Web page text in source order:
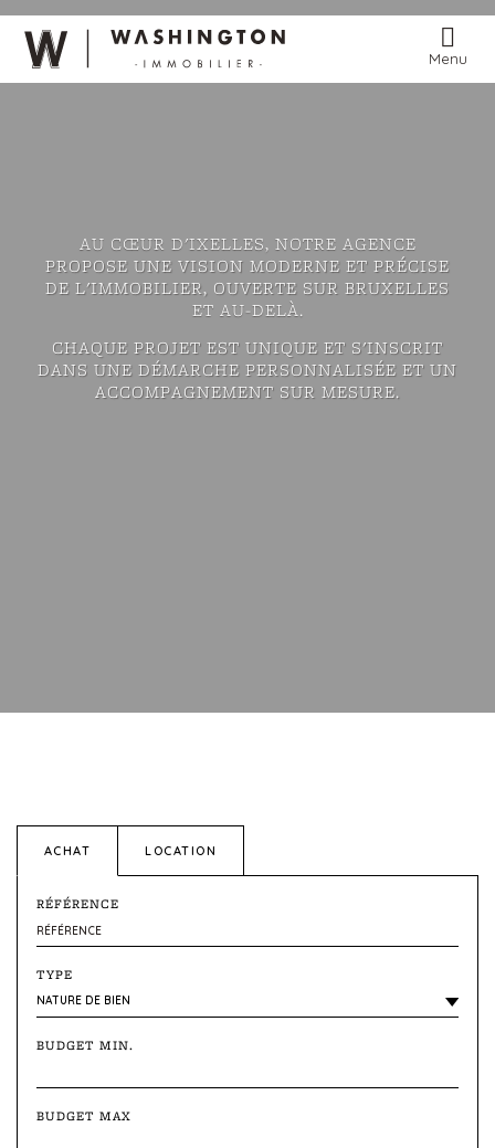
Menu
AU CŒUR D'IXELLES, NOTRE AGENCE
PROPOSE UNE VISION MODERNE ET PRÉCISE
DE L'IMMOBILIER, OUVERTE SUR BRUXELLES
ET AU-DELÀ.
CHAQUE PROJET EST UNIQUE ET S'INSCRIT
DANS UNE DÉMARCHE PERSONNALISÉE ET UN
ACCOMPAGNEMENT SUR MESURE.
ACHAT LOCATION
RÉFÉRENCE
TYPE
BUDGET MIN.
BUDGET MAX